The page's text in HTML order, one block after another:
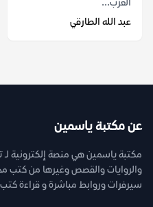
الغرب...
عبد الله الطارقي
عن مكتبة ياسمين
مكتبة ياسمين هي منصة إلكترونية لـ
سيرفرات وروابط مباشرة و قراءة كتب